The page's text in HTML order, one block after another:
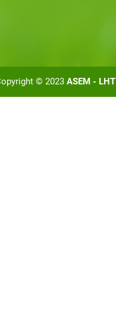
© 2023 ASEM - LHT